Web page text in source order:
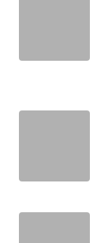
WN
TAPANULI